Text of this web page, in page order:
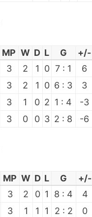
MP W D L G +/-
3 2 1 0 7 : 1 6
3 2 1 0 6 : 3 3
3 1 0 2 1 : 4 -3
3 0 0 3 2 : 8 -6
MP W D L G +/-
3 2 0 1 8 : 4 4
3 1 1 1 2 : 2 0